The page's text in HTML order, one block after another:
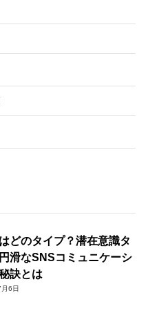
どのタイプ？潜在意識タ
滑なSNSコミュニケーシ
訣とは
6日